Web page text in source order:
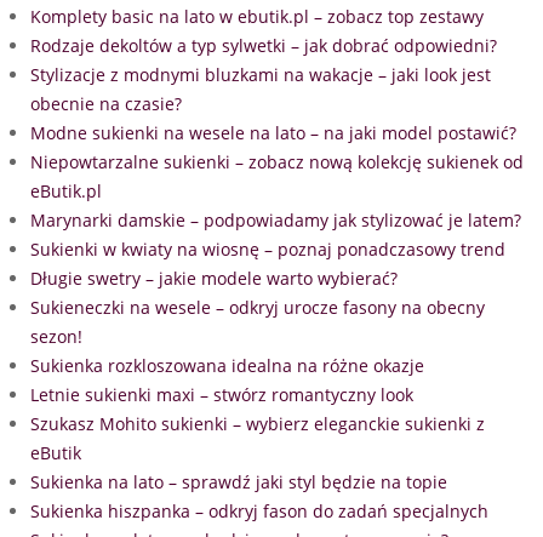
Komplety basic na lato w ebutik.pl – zobacz top zestawy
Rodzaje dekoltów a typ sylwetki – jak dobrać odpowiedni?
Stylizacje z modnymi bluzkami na wakacje – jaki look jest
obecnie na czasie?
Modne sukienki na wesele na lato – na jaki model postawić?
Niepowtarzalne sukienki – zobacz nową kolekcję sukienek od
eButik.pl
Marynarki damskie – podpowiadamy jak stylizować je latem?
Sukienki w kwiaty na wiosnę – poznaj ponadczasowy trend
Długie swetry – jakie modele warto wybierać?
Sukieneczki na wesele – odkryj urocze fasony na obecny
sezon!
Sukienka rozkloszowana idealna na różne okazje
Letnie sukienki maxi – stwórz romantyczny look
Szukasz Mohito sukienki – wybierz eleganckie sukienki z
eButik
Sukienka na lato – sprawdź jaki styl będzie na topie
Sukienka hiszpanka – odkryj fason do zadań specjalnych